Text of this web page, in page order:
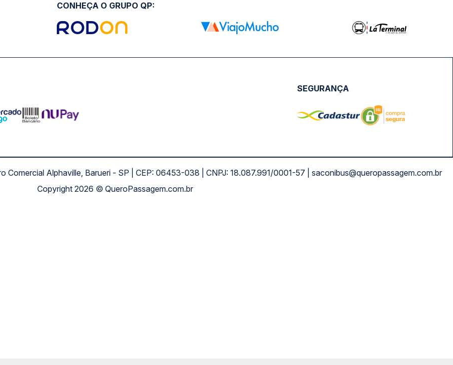
CONHEÇA O GRUPO QP:
SEGURANÇA
Comercial Alphaville, Barueri - SP | CEP: 06453-038 | CNPJ: 18.087.991/0001-57 | saconibus@queropassagem.com.br
Copyright 2026 © QueroPassagem.com.br